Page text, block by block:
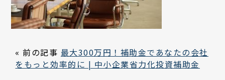
« 前の記事 最大300万円！補助金であなたの会社
をもっと効率的に | 中小企業省力化投資補助金